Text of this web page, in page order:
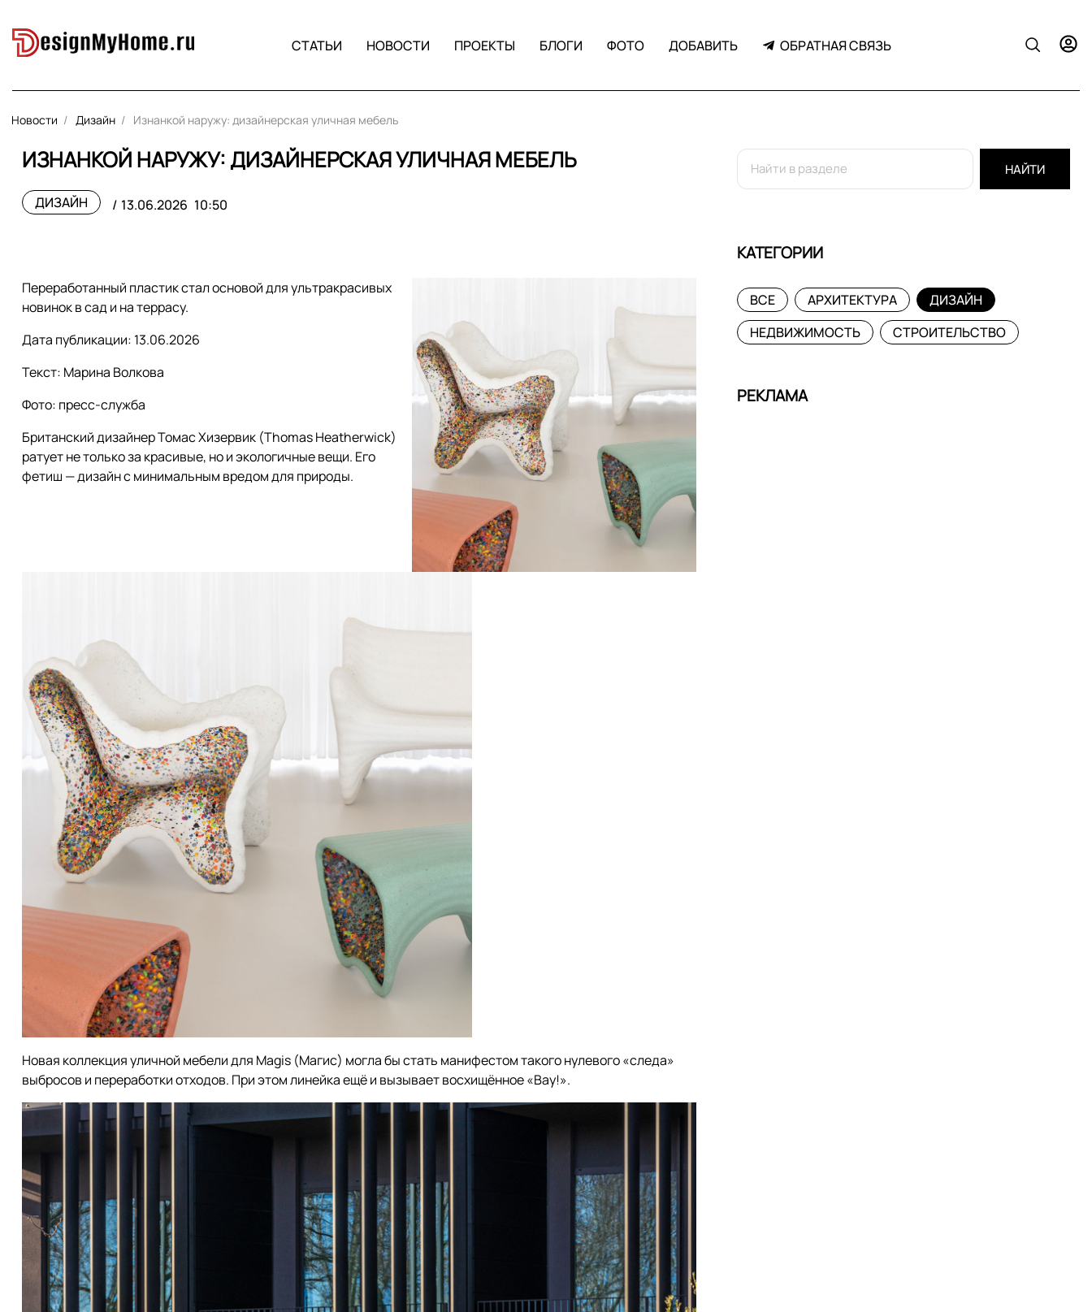
СТАТЬИ НОВОСТИ ПРОЕКТЫ БЛОГИ ФОТО ДОБАВИТЬ ОБРАТНАЯ СВЯЗЬ
Новости Дизайн Изнанкой наружу: дизайнерская уличная мебель
ИЗНАНКОЙ НАРУЖУ: ДИЗАЙНЕРСКАЯ УЛИЧНАЯ МЕБЕЛЬ
ДИЗАЙН 13.06.2026 10:50
Переработанный пластик стал основой для ультракрасивых
новинок в сад и на террасу.
Дата публикации: 13.06.2026
Текст: Марина Волкова
Фото: пресс-служба
Британский дизайнер Томас Хизервик (Thomas Heatherwick)
ратует не только за красивые, но и экологичные вещи. Его
фетиш — дизайн с минимальным вредом для природы.
Новая коллекция уличной мебели для Magis (Магис) могла бы стать манифестом такого нулевого «следа»
выбросов и переработки отходов. При этом линейка ещё и вызывает восхищённое «Вау!».
НАЙТИ
КАТЕГОРИИ
ВСЕ АРХИТЕКТУРА
ДИЗАЙН
НЕДВИЖИМОСТЬ
СТРОИТЕЛЬСТВО
РЕКЛАМА